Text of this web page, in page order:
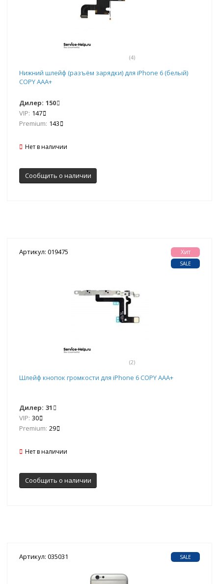
(4)
Нижний шлейф (разъём зарядки) для iPhone 6 (белый)
COPY AAA+
Дилер: 150
VIP: 147
Premium: 143
Нет в наличии
Сообщить о наличии
Артикул: 019475
(2)
Хит
SALE
Шлейф кнопок громкости для iPhone 6 COPY AAA+
Дилер: 31
VIP: 30
Premium: 29
Нет в наличии
Сообщить о наличии
Артикул: 035031 SALE